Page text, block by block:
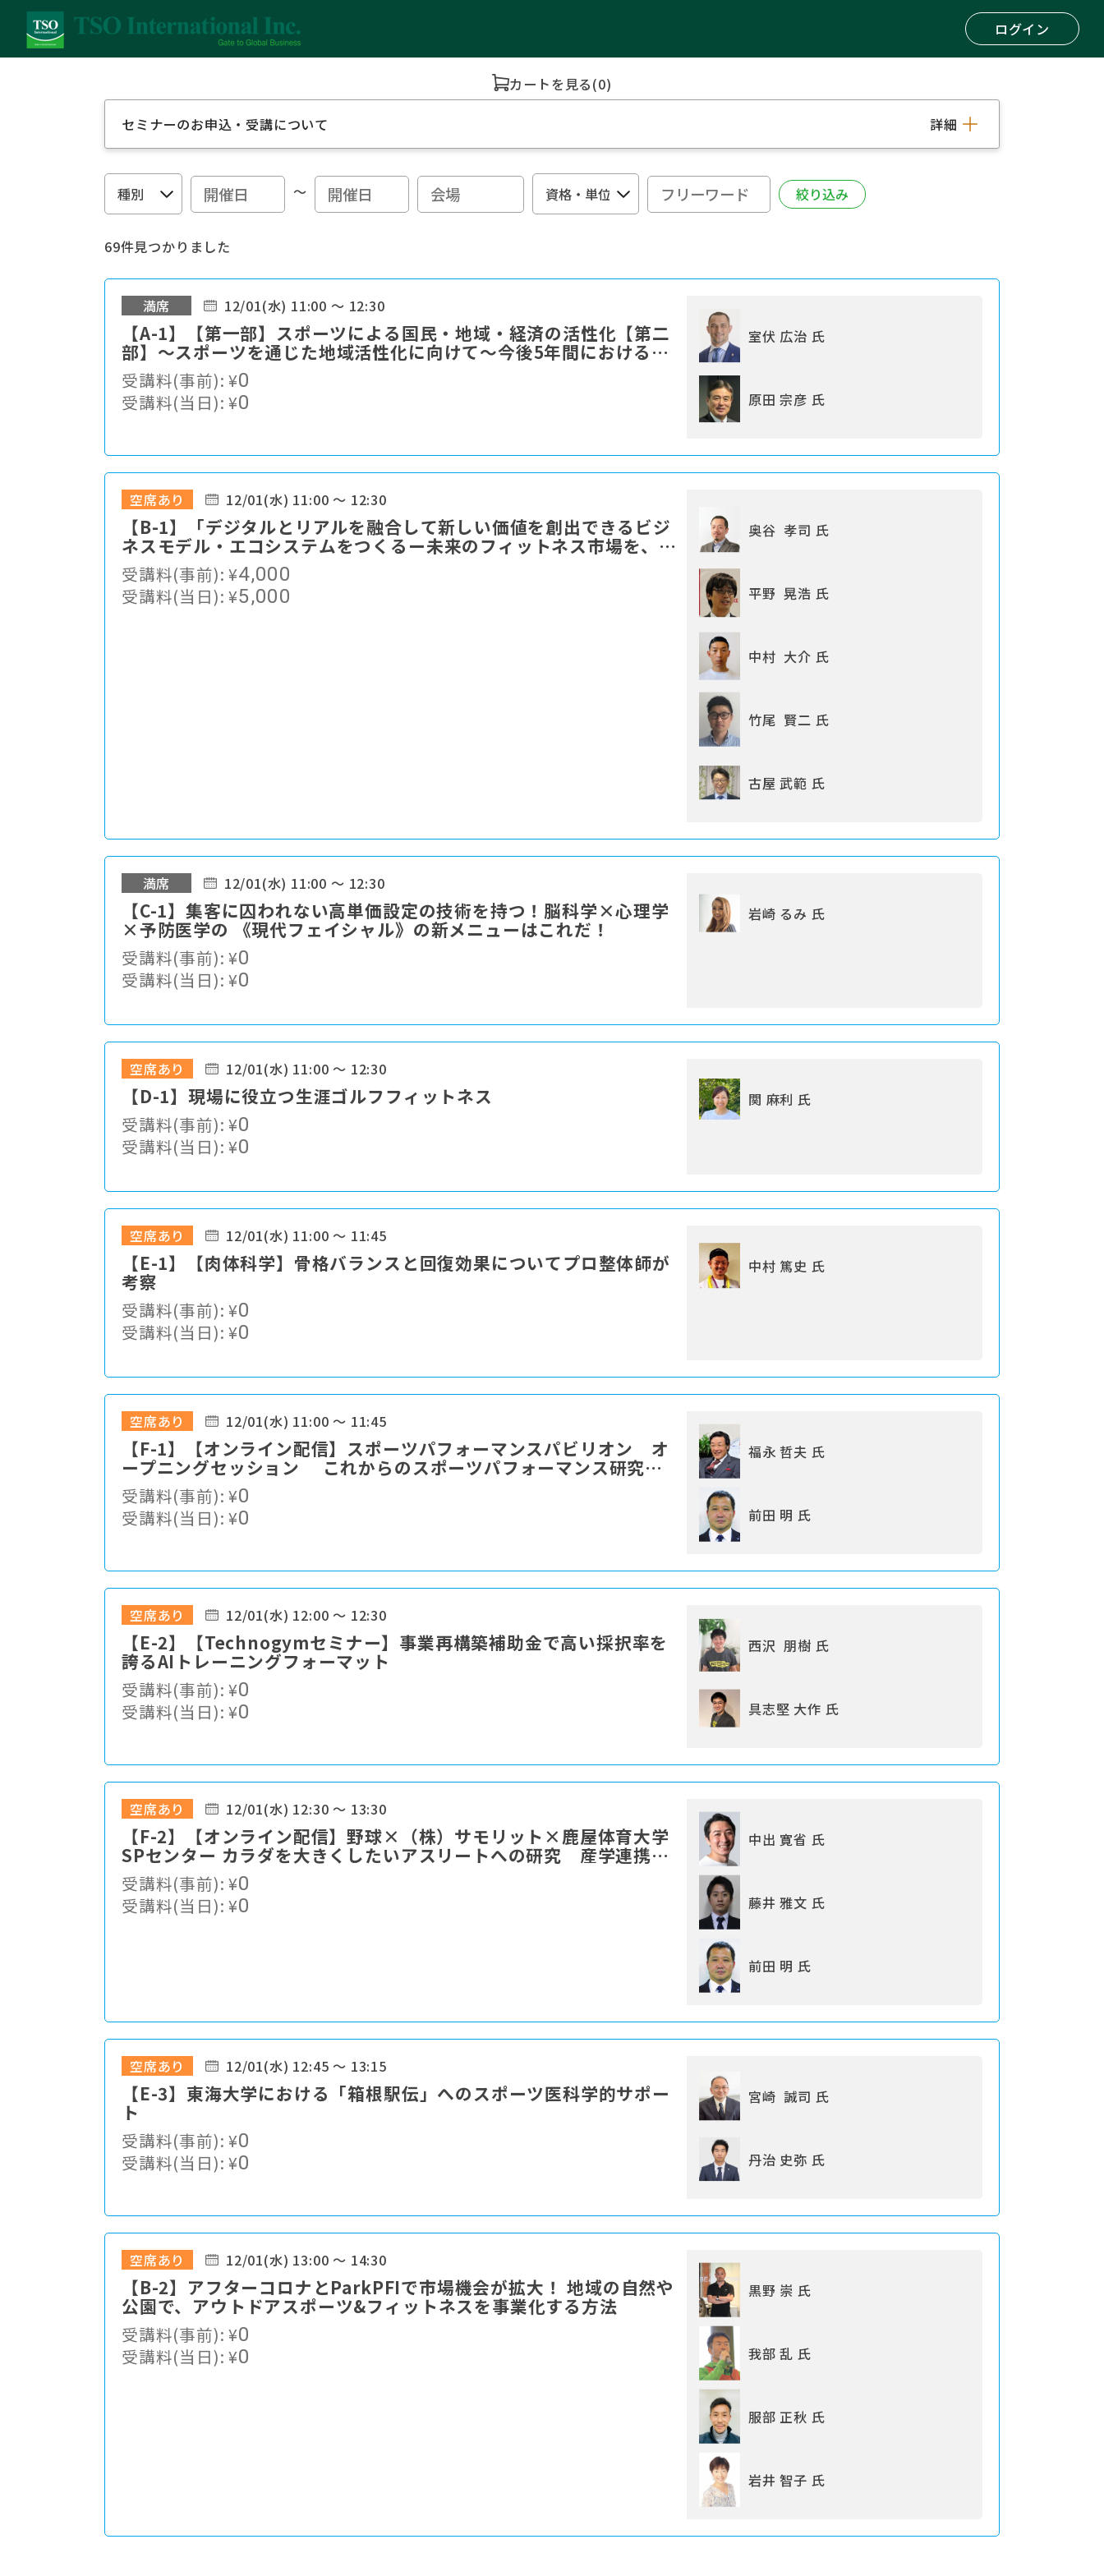
ログイン
カートを見る(0)
セミナーのお申込・受講について 詳細
～
69件見つかりました
満席 12/01(水) 11:00 ～ 12:30
【A-1】【第一部】スポーツによる国民・地域・経済の活性化【第二
部】～スポーツを通じた地域活性化に向けて～今後5年間における地
域スポーツ振興の展望
受講料(事前):¥0
受講料(当日):¥0
室伏 広治 氏
原田 宗彦 氏
空席あり 12/01(水) 11:00 ～ 12:30
【B-1】「デジタルとリアルを融合して新しい価値を創出できるビジ
ネスモデル・エコシステムをつくるー未来のフィットネス市場を、み
んなで、もっと明るく楽しいものにするために」
受講料(事前):¥4,000
受講料(当日):¥5,000
奥谷 孝司 氏
平野 晃浩 氏
中村 大介 氏
竹尾 賢二 氏
古屋 武範 氏
満席 12/01(水) 11:00 ～ 12:30
【C-1】集客に囚われない高単価設定の技術を持つ！脳科学×心理学
×予防医学の 《現代フェイシャル》の新メニューはこれだ！
受講料(事前):¥0
受講料(当日):¥0
岩崎 るみ 氏
空席あり 12/01(水) 11:00 ～ 12:30
【D-1】現場に役立つ生涯ゴルフフィットネス
受講料(事前):¥0
受講料(当日):¥0
関 麻利 氏
空席あり 12/01(水) 11:00 ～ 11:45
【E-1】【肉体科学】骨格バランスと回復効果についてプロ整体師が
考察
受講料(事前):¥0
受講料(当日):¥0
中村 篤史 氏
空席あり 12/01(水) 11:00 ～ 11:45
【F-1】【オンライン配信】スポーツパフォーマンスパビリオン オ
ープニングセッション これからのスポーツパフォーマンス研究を
語る
受講料(事前):¥0
受講料(当日):¥0
福永 哲夫 氏
前田 明 氏
空席あり 12/01(水) 12:00 ～ 12:30
【E-2】【Technogymセミナー】事業再構築補助金で高い採択率を
誇るAIトレーニングフォーマット
受講料(事前):¥0
受講料(当日):¥0
西沢 朋樹 氏
具志堅 大作 氏
空席あり 12/01(水) 12:30 ～ 13:30
【F-2】【オンライン配信】野球×（株）サモリット×鹿屋体育大学
SPセンター カラダを大きくしたいアスリートへの研究 産学連携に
よるアーゼライトの効果検証
受講料(事前):¥0
受講料(当日):¥0
中出 寛省 氏
藤井 雅文 氏
前田 明 氏
空席あり 12/01(水) 12:45 ～ 13:15
【E-3】東海大学における「箱根駅伝」へのスポーツ医科学的サポー
ト
受講料(事前):¥0
受講料(当日):¥0
宮崎 誠司 氏
丹治 史弥 氏
空席あり 12/01(水) 13:00 ～ 14:30
【B-2】アフターコロナとParkPFIで市場機会が拡大！ 地域の自然や
公園で、アウトドアスポーツ&フィットネスを事業化する方法
受講料(事前):¥0
受講料(当日):¥0
黒野 崇 氏
我部 乱 氏
服部 正秋 氏
岩井 智子 氏